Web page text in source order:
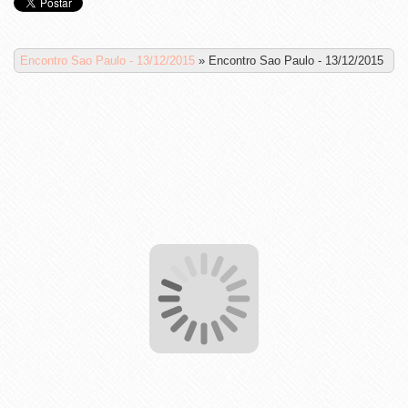
Encontro Sao Paulo - 13/12/2015 » Encontro Sao Paulo - 13/12/2015